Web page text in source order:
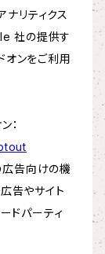
リティクス
社の提供す
オンをご利用
：
広告向けの機
告やサイト
ドパーティ